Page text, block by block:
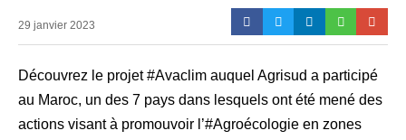
29 janvier 2023
Découvrez le projet #Avaclim auquel Agrisud a participé
au Maroc, un des 7 pays dans lesquels ont été mené des
actions visant à promouvoir l’#Agroécologie en zones